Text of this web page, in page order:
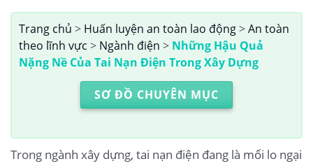
Trang chủ > Huấn luyện an toàn lao động>An toàn
theo lĩnh vực > Ngành điện > Những Hậu Quả
Nặng Nề Của Tai Nạn Điện Trong Xây Dựng
SƠ ĐỒ CHUYÊN MỤC
Trong ngành xây dựng, tai nạn điện đang là mối lo ngại